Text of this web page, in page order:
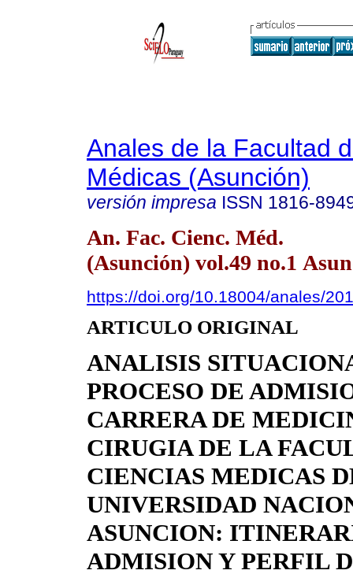
Anales de la Facultad
Médicas (Asunción)
versión impresa ISSN 1816-
An. Fac. Cienc. Méd.
(Asunción) vol.49 no.1
https://doi.org/10.18004/anales/
ARTICULO ORIGINAL
ANALISIS
PROCESO DE
CARRERA DE
CIRUGIA DE LA
CIENCIAS MEDICAS
UNIVERSIDAD
ASUNCION:
ADMISION Y PERFIL